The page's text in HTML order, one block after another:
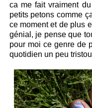
ca me fait vraiment
petits petons comme
ce moment et de plus
génial, je pense que
pour moi ce genre de
quotidien un peu